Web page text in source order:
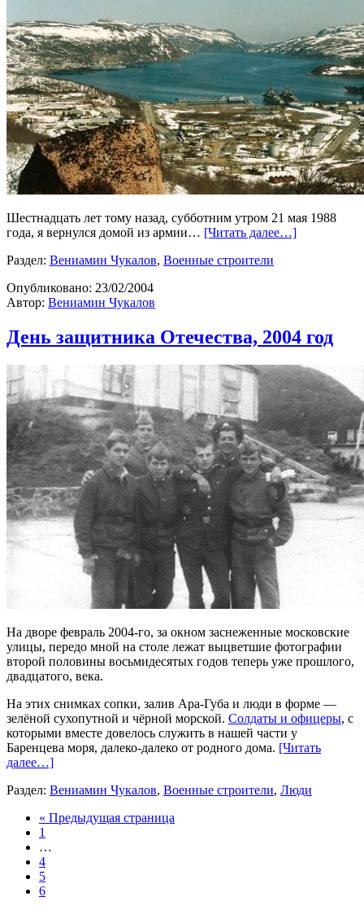
Шестнадцать лет тому назад, субботним утром 21 мая 1988
года, я вернулся домой из армии… [Читать далее…]
Раздел: Вениамин Чукалов, Военные строители
Опубликовано: 23/02/2004
Автор: Вениамин Чукалов
День защитника Отечества, 2004 год
На дворе февраль 2004-го, за окном заснеженные московские
улицы, передо мной на столе лежат выцветшие фотографии
второй половины восьмидесятых годов теперь уже прошлого,
двадцатого, века.
На этих снимках сопки, залив Ара-Губа и люди в форме —
зелёной сухопутной и чёрной морской. Солдаты и офицеры, с
которыми вместе довелось служить в нашей части у
Баренцева моря, далеко-далеко от родного дома. [Читать
далее…]
Раздел: Вениамин Чукалов, Военные строители, Люди
« Предыдущая страница
1
…
4
5
6